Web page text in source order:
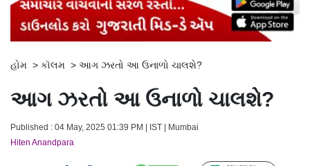
હોમ > કૉલમ > આગ ઝરતો આ ઉનાળો ચાલશે?
આગ ઝરતો આ ઉનાળો ચાલશે?
Published : 04 May, 2025 01:39 PM | IST | Mumbai
Hiten Anandpara